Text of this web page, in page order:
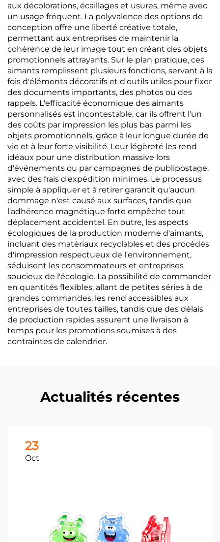
aux décolorations, écaillages et usures, même avec
un usage fréquent. La polyvalence des options de
conception offre une liberté créative totale,
permettant aux entreprises de maintenir la
cohérence de leur image tout en créant des objets
promotionnels attrayants. Sur le plan pratique, ces
aimants remplissent plusieurs fonctions, servant à la
fois d'éléments décoratifs et d'outils utiles pour fixer
des documents importants, des photos ou des
rappels. L'efficacité économique des aimants
personnalisés est incontestable, car ils offrent l'un
des coûts par impression les plus bas parmi les
objets promotionnels, grâce à leur longue durée de
vie et à leur forte visibilité. Leur légèreté les rend
idéaux pour une distribution massive lors
d'événements ou par campagnes de publipostage,
avec des frais d'expédition minimes. Le processus
simple à appliquer et à retirer garantit qu'aucun
dommage n'est causé aux surfaces, tandis que
l'adhérence magnétique forte empêche tout
déplacement accidentel. En outre, les aspects
écologiques de la production moderne d'aimants,
incluant des matériaux recyclables et des procédés
d'impression respectueux de l'environnement,
séduisent les consommateurs et entreprises
soucieux de l'écologie. La possibilité de commander
en quantités flexibles, allant de petites séries à de
grandes commandes, les rend accessibles aux
entreprises de toutes tailles, tandis que des délais
de production rapides assurent une livraison à
temps pour les promotions soumises à des
contraintes de calendrier.
Actualités récentes
23
Oct